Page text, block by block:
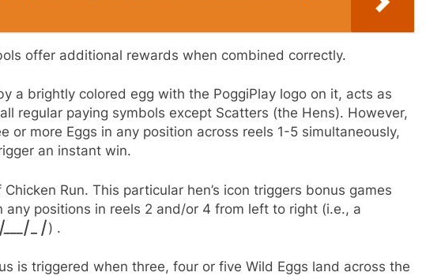
offer additional rewards when combined correctly.
a brightly colored egg with the PoggiPlay logo on it, acts as
regular paying symbols except Scatters (the Hens). However,
or more Eggs in any position across reels 1-5 simultaneously,
an instant win.
Run. This particular hen’s icon triggers bonus games
positions in reels 2 and/or 4 from left to right (i.e., a
|___| |) .
is triggered when three, four or five Wild Eggs land across the